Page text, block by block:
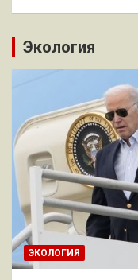
Экология
ЭКОЛОГИЯ